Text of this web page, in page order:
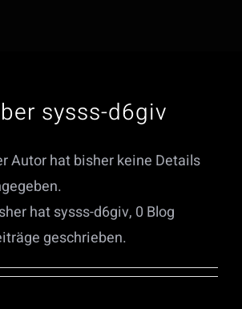
sysss-d6giv
Autor hat bisher keine Details
hat sysss-d6giv, 0 Blog
geschrieben.